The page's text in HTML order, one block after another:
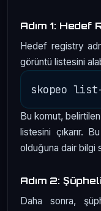
Adım 1: Hedef
Hedef registry
görüntü listesini
Bu komut,
listesini çıkarır.
olduğuna dair bilgi
Adım 2:
Daha sonra,